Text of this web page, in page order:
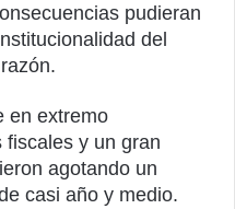
pudieran
del
en extremo
y un gran
agotando un
casi año y medio.